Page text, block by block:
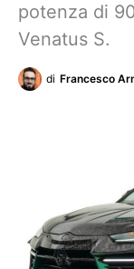
potenza di
Venatus S.
di Francesco